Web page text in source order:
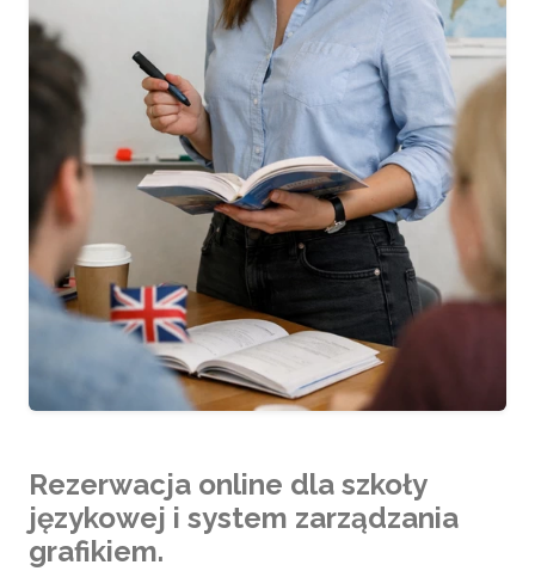
Rezerwacja online dla szkoły
językowej i system zarządzania
grafikiem.